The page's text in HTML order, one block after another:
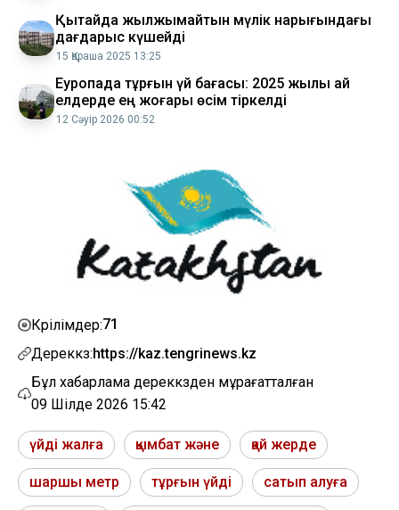
Қытайда жылжымайтын мүлік нарығындағы
дағдарыс күшейді
15 Қараша 2025 13:25
Еуропада тұрғын үй бағасы: 2025 жылы қай
елдерде ең жоғары өсім тіркелді
12 Сәуір 2026 00:52
Көрілімдер:71
Дереккөз:https://kaz.tengrinews.kz
Бұл хабарлама дереккөзден мұрағатталған
09 Шілде 2026 15:42
үйді жалға қымбат және қай жерде
шаршы метр тұрғын үйді сатып алуға